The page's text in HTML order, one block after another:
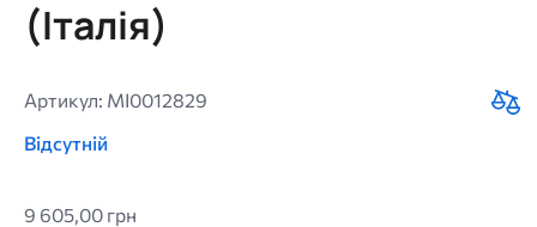
(Італія)
Артикул: MI0012829
Відсутній
9 605,00 грн